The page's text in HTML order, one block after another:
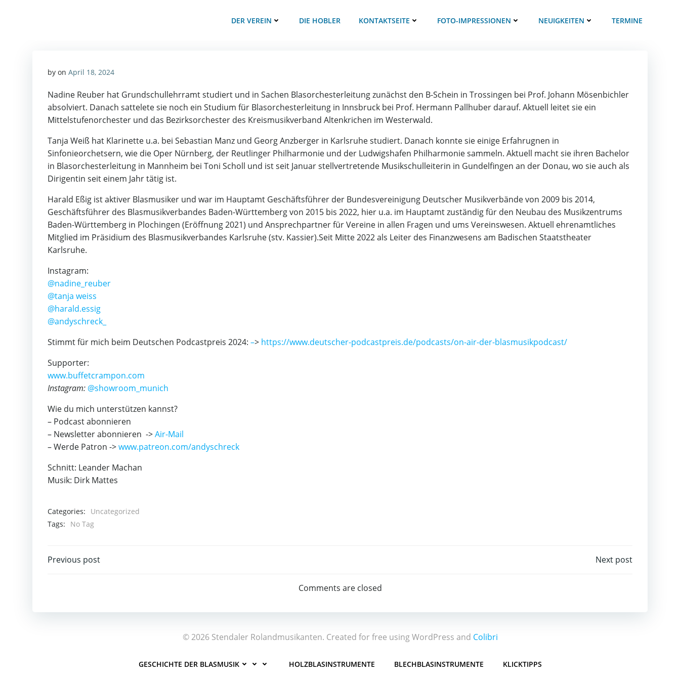
DER VEREIN DIE HOBLER KONTAKTSEITE FOTO-IMPRESSIONEN NEUIGKEITEN TERMINE
by on April 18, 2024
Nadine Reuber hat Grundschullehrramt studiert und in Sachen Blasorchesterleitung zunächst den B-Schein in Trossingen bei Prof. Johann Mösenbichler
absolviert. Danach sattelete sie noch ein Studium für Blasorchesterleitung in Innsbruck bei Prof. Hermann Pallhuber darauf. Aktuell leitet sie ein
Mittelstufenorchester und das Bezirksorchester des Kreismusikverband Altenkrichen im Westerwald.
Tanja Weiß hat Klarinette u.a. bei Sebastian Manz und Georg Anzberger in Karlsruhe studiert. Danach konnte sie einige Erfahrugnen in
Sinfonieorchetsern, wie die Oper Nürnberg, der Reutlinger Philharmonie und der Ludwigshafen Philharmonie sammeln. Aktuell macht sie ihren Bachelor
in Blasorchesterleitung in Mannheim bei Toni Scholl und ist seit Januar stellvertretende Musikschulleiterin in Gundelfingen an der Donau, wo sie auch als
Dirigentin seit einem Jahr tätig ist.
Harald Eßig ist aktiver Blasmusiker und war im Hauptamt Geschäftsführer der Bundesvereinigung Deutscher Musikverbände von 2009 bis 2014,
Geschäftsführer des Blasmusikverbandes Baden-Württemberg von 2015 bis 2022, hier u.a. im Hauptamt zuständig für den Neubau des Musikzentrums
Baden-Württemberg in Plochingen (Eröffnung 2021) und Ansprechpartner für Vereine in allen Fragen und ums Vereinswesen. Aktuell ehrenamtliches
Mitglied im Präsidium des Blasmusikverbandes Karlsruhe (stv. Kassier).Seit Mitte 2022 als Leiter des Finanzwesens am Badischen Staatstheater
Karlsruhe.
Instagram:
@nadine_reuber
@tanja weiss
@harald.essig
@andyschreck_
Stimmt für mich beim Deutschen Podcastpreis 2024: –> https://www.deutscher-podcastpreis.de/podcasts/on-air-der-blasmusikpodcast/
Supporter:
www.buffetcrampon.com
Instagram: @showroom_munich
Wie du mich unterstützen kannst?
– Podcast abonnieren
– Newsletter abonnieren ->Air-Mail
– Werde Patron ->www.patreon.com/andyschreck
Schnitt: Leander Machan
Musik: Dirk Mattes
Categories:
Uncategorized
Tags:
No Tag
Post
Previous post
navigation
Next post
Comments are closed
© 2026 Stendaler Rolandmusikanten. Created for free using WordPress and Colibri
GESCHICHTE DER BLASMUSIK HOLZBLASINSTRUMENTE BLECHBLASINSTRUMENTE KLICKTIPPS